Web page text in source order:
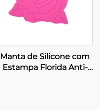
Contemporâneo
Manta de Silicone com
Estampa Florida Anti-